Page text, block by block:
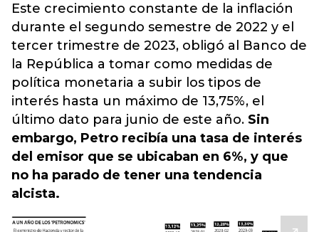
Este crecimiento constante de la inflación
durante el segundo semestre de 2022 y el
tercer trimestre de 2023, obligó al Banco de
la República a tomar como medidas de
política monetaria a subir los tipos de
interés hasta un máximo de 13,75%, el
último dato para junio de este año. Sin
embargo, Petro recibía una tasa de interés
del emisor que se ubicaban en 6%, y que
no ha parado de tener una tendencia
alcista.